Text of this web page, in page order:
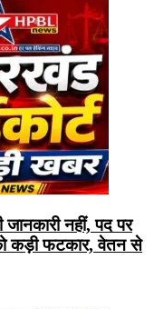
नहीं, पद पर
कड़ी फटकार, वेतन से